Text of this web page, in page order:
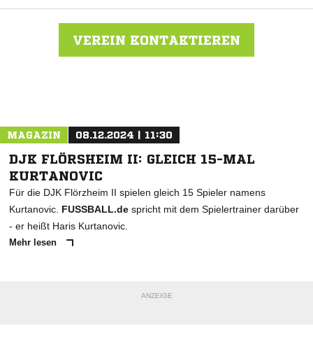
VEREIN KONTAKTIEREN
MAGAZIN 08.12.2024 | 11:30
DJK FLÖRSHEIM II: GLEICH 15-MAL
KURTANOVIC
Für die DJK Flörzheim II spielen gleich 15 Spieler namens
Kurtanovic. FUSSBALL.de spricht mit dem Spielertrainer darüber
- er heißt Haris Kurtanovic.
Mehr lesen
ANZEIGE